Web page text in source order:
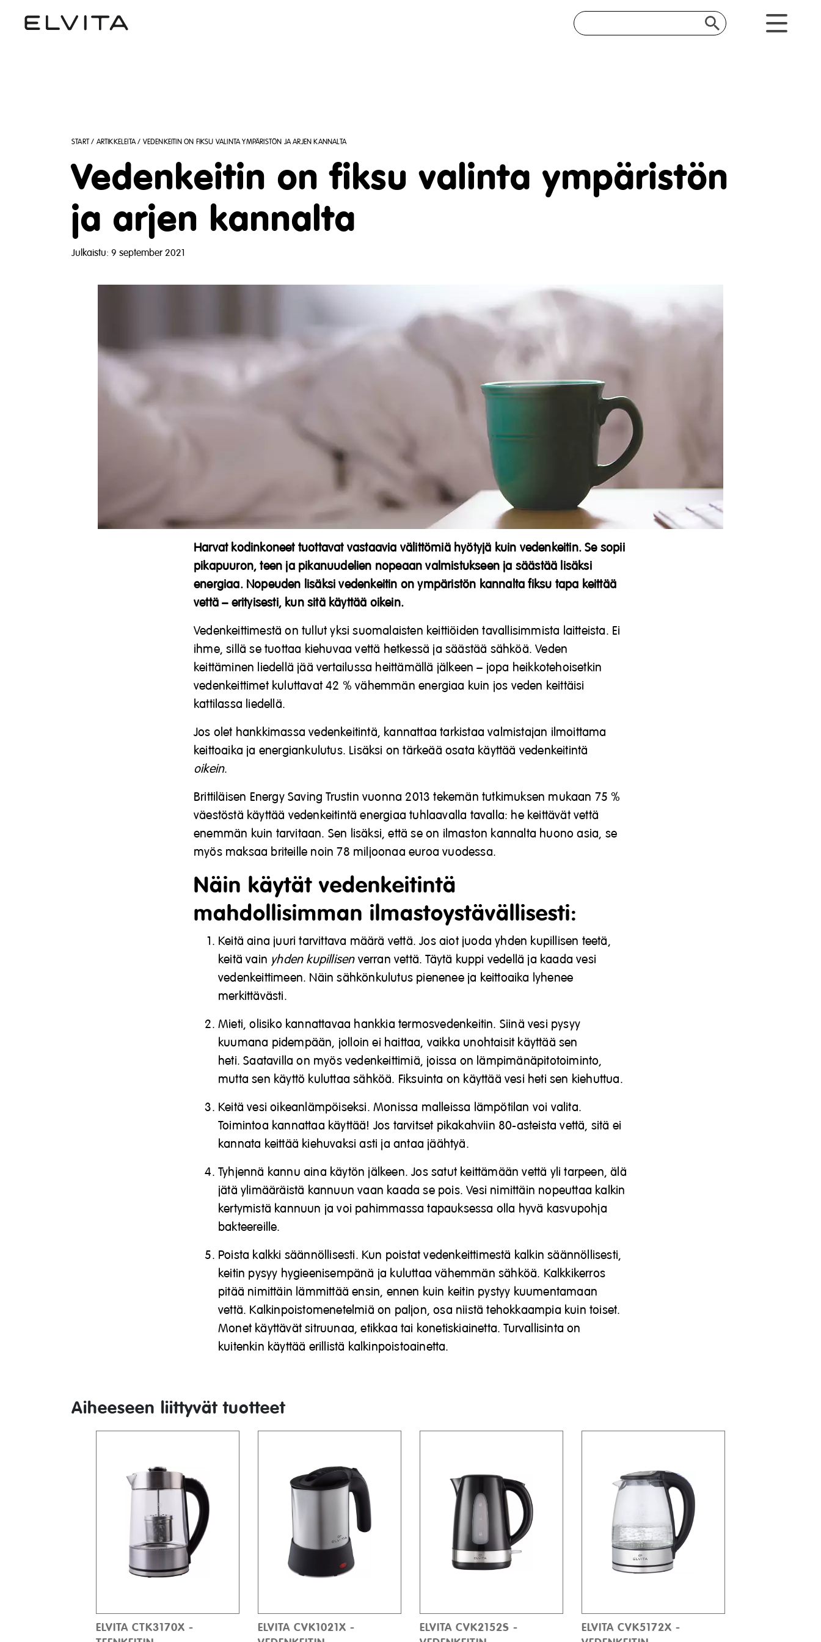
START/ ARTIKKELEITA/ VEDENKEITIN ON FIKSU VALINTA YMPÄRISTÖN JA ARJEN KANNALTA
Vedenkeitin on fiksu valinta ympäristön
ja arjen kannalta
Julkaistu: 9 september 2021
Harvat kodinkoneet tuottavat vastaavia välittömiä hyötyjä kuin vedenkeitin. Se sopii
pikapuuron, teen ja pikanuudelien nopeaan valmistukseen ja säästää lisäksi
energiaa. Nopeuden lisäksi vedenkeitin on ympäristön kannalta fiksu tapa keittää
vettä – erityisesti, kun sitä käyttää oikein.
Vedenkeittimestä on tullut yksi suomalaisten keittiöiden tavallisimmista laitteista. Ei
ihme, sillä se tuottaa kiehuvaa vettä hetkessä ja säästää sähköä. Veden
keittäminen liedellä jää vertailussa heittämällä jälkeen – jopa heikkotehoisetkin
vedenkeittimet kuluttavat 42 % vähemmän energiaa kuin jos veden keittäisi
kattilassa liedellä.
Jos olet hankkimassa vedenkeitintä, kannattaa tarkistaa valmistajan ilmoittama
keittoaika ja energiankulutus. Lisäksi on tärkeää osata käyttää vedenkeitintä
oikein.
Brittiläisen Energy Saving Trustin vuonna 2013 tekemän tutkimuksen mukaan 75 %
väestöstä käyttää vedenkeitintä energiaa tuhlaavalla tavalla: he keittävät vettä
enemmän kuin tarvitaan. Sen lisäksi, että se on ilmaston kannalta huono asia, se
myös maksaa briteille noin 78 miljoonaa euroa vuodessa.
Näin käytät vedenkeitintä
mahdollisimman ilmastoystävällisesti:
Keitä aina juuri tarvittava määrä vettä. Jos aiot juoda yhden kupillisen teetä,
keitä vain yhden kupillisenverran vettä. Täytä kuppi vedellä ja kaada vesi
vedenkeittimeen. Näin sähkönkulutus pienenee ja keittoaika lyhenee
merkittävästi.
Mieti, olisiko kannattavaa hankkia termosvedenkeitin. Siinä vesi pysyy
kuumana pidempään, jolloin ei haittaa, vaikka unohtaisit käyttää sen
heti. Saatavilla on myös vedenkeittimiä, joissa on lämpimänäpitotoiminto,
mutta sen käyttö kuluttaa sähköä. Fiksuinta on käyttää vesi heti sen kiehuttua.
Keitä vesi oikeanlämpöiseksi. Monissa malleissa lämpötilan voi valita.
Toimintoa kannattaa käyttää! Jos tarvitset pikakahviin 80-asteista vettä, sitä ei
kannata keittää kiehuvaksi asti ja antaa jäähtyä.
Tyhjennä kannu aina käytön jälkeen. Jos satut keittämään vettä yli tarpeen, älä
jätä ylimääräistä kannuun vaan kaada se pois. Vesi nimittäin nopeuttaa kalkin
kertymistä kannuun ja voi pahimmassa tapauksessa olla hyvä kasvupohja
bakteereille.
Poista kalkki säännöllisesti. Kun poistat vedenkeittimestä kalkin säännöllisesti,
keitin pysyy hygieenisempänä ja kuluttaa vähemmän sähköä. Kalkkikerros
pitää nimittäin lämmittää ensin, ennen kuin keitin pystyy kuumentamaan
vettä. Kalkinpoistomenetelmiä on paljon, osa niistä tehokkaampia kuin toiset.
Monet käyttävät sitruunaa, etikkaa tai konetiskiainetta. Turvallisinta on
kuitenkin käyttää erillistä kalkinpoistoainetta.
Aiheeseen liittyvät tuotteet
ELVITA CTK3170X -
ELVITA CVK1021X -
ELVITA CVK2152S -
ELVITA CVK5172X -